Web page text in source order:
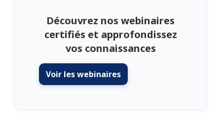
Découvrez nos webinaires
certifiés et approfondissez
vos connaissances
Voir les webinaires